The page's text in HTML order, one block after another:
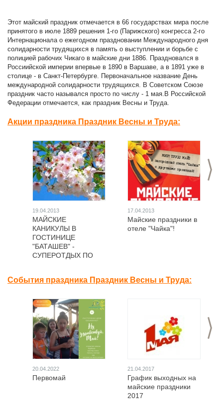
Этот майский праздник отмечается в 66 государствах мира после
принятого в июле 1889 решения 1-го (Парижского) конгресса 2-го
Интернационала о ежегодном праздновании Международного дня
солидарности трудящихся в память о выступлении и борьбе с
полицией рабочих Чикаго в майские дни 1886. Праздновался в
Россиийской империи впервые в 1890 в Варшаве, а в 1891 уже в
столице - в Санкт-Петербурге. Первоначальное название День
международной солидарности трудящихся. В Советском Союзе
праздник часто назывался просто по числу - 1 мая.В Российской
Федерации отмечается, как праздник Весны и Труда.
Акции праздника Праздник Весны и Труда:
>
19.04.2013
МАЙСКИЕ
КАНИКУЛЫ В
ГОСТИНИЦЕ
"БАТАШЕВ" -
СУПЕРОТДЫХ ПО
17.04.2013
Майские праздники в
отеле "Чайка"!
События праздника Праздник Весны и Труда:
>
20.04.2022
Первомай
21.04.2017
График выходных на
майские праздники
2017